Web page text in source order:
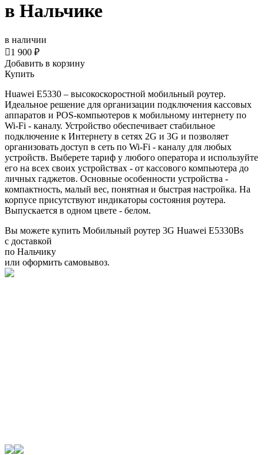
в Нальчике
в наличии
1 900 ₽
Добавить в корзину
Купить
Huawei E5330 – высокоскоростной мобильный роутер.
Идеальное решение для организации подключения кассовых
аппаратов и POS-компьютеров к мобильному интернету по
Wi-Fi - каналу. Устройство обеспечивает стабильное
подключение к Интернету в сетях 2G и 3G и позволяет
организовать доступ в сеть по Wi-Fi - каналу для любых
устройств. Выберете тариф у любого оператора и используйте
его на всех своих устройствах - от кассового компьютера до
личных гаджетов. Основные особенности устройства -
компактность, малый вес, понятная и быстрая настройка. На
корпусе присутствуют индикаторы состояния роутера.
Выпускается в одном цвете - белом.
Вы можете купить Мобильный роутер 3G Huawei E5330Bs
с доставкой
по Нальчику
или оформить самовывоз.